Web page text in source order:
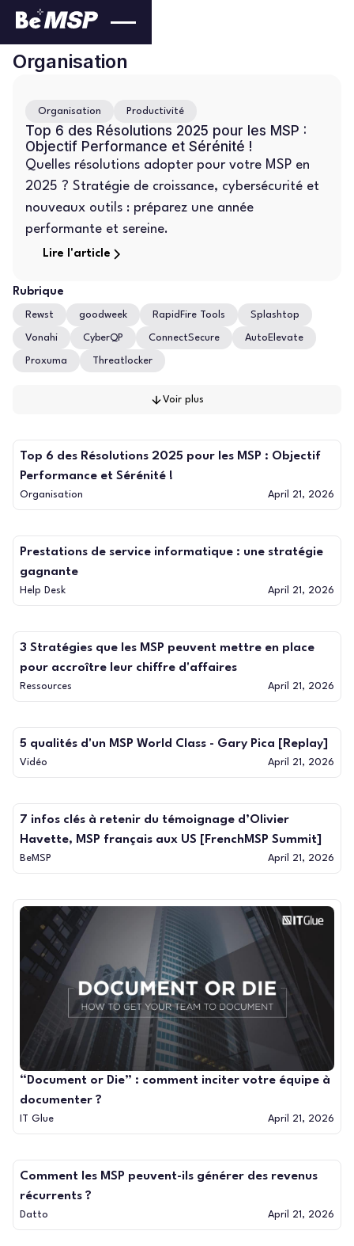
Organisation
Organisation Productivité
Top 6 des Résolutions 2025 pour les MSP :
Objectif Performance et Sérénité !
Quelles résolutions adopter pour votre MSP en
2025 ? Stratégie de croissance, cybersécurité et
nouveaux outils : préparez une année
performante et sereine.
Lire l'article
Rubrique
Rewst goodweek RapidFire Tools Splashtop
Vonahi CyberQP ConnectSecure AutoElevate
Proxuma Threatlocker
Voir plus
Top 6 des Résolutions 2025 pour les MSP : Objectif
Performance et Sérénité !
Organisation April 21, 2026
Prestations de service informatique : une stratégie
gagnante
Help Desk April 21, 2026
3 Stratégies que les MSP peuvent mettre en place
pour accroître leur chiffre d'affaires
Ressources April 21, 2026
5 qualités d'un MSP World Class - Gary Pica [Replay]
Vidéo April 21, 2026
7 infos clés à retenir du témoignage d’Olivier
Havette, MSP français aux US [FrenchMSP Summit]
BeMSP April 21, 2026
“Document or Die” : comment inciter votre équipe à
documenter ?
IT Glue April 21, 2026
Comment les MSP peuvent-ils générer des revenus
récurrents ?
Datto April 21, 2026